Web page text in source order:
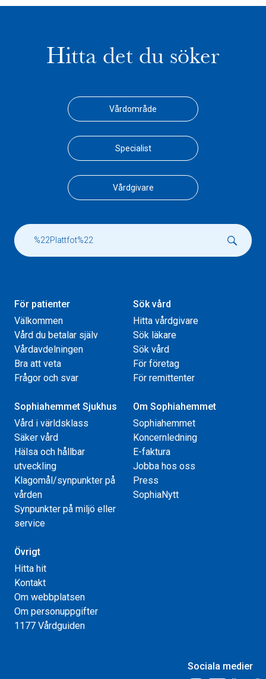
Hitta det du söker
Vårdområde
Specialist
Vårdgivare
För patienter
Välkommen
Vård du betalar själv
Vårdavdelningen
Bra att veta
Frågor och svar
Sök vård
Hitta vårdgivare
Sök läkare
Sök vård
För företag
För remittenter
Sophiahemmet Sjukhus
Vård i världsklass
Säker vård
Hälsa och hållbar
utveckling
Klagomål/synpunkter på
vården
Synpunkter på miljö eller
service
Om Sophiahemmet
Sophiahemmet
Koncernledning
E-faktura
Jobba hos oss
Press
SophiaNytt
Övrigt
Hitta hit
Kontakt
Om webbplatsen
Om personuppgifter
1177 Vårdguiden
Sociala medier